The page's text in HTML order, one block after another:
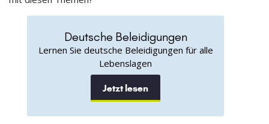
Deutsche Beleidigungen
Lernen Sie deutsche Beleidigungen für alle
Lebenslagen
Jetzt lesen